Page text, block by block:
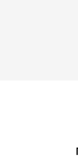
それが、てん
が増えたせい
軽にこのワード